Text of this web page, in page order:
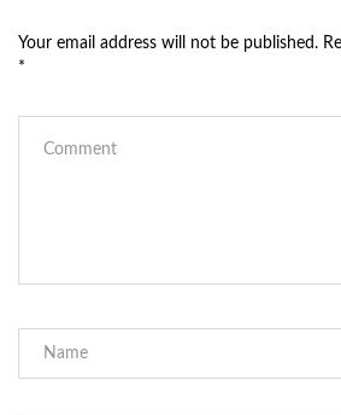
Your email address will not be published.
*